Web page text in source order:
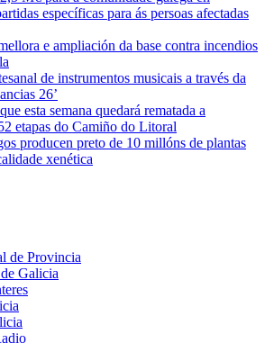
específicas para ás persoas afectadas
e ampliación da base contra incendios
de instrumentos musicais a través da
26’
esta semana quedará rematada a
etapas do Camiño do Litoral
producen preto de 10 millóns de plantas
xenética